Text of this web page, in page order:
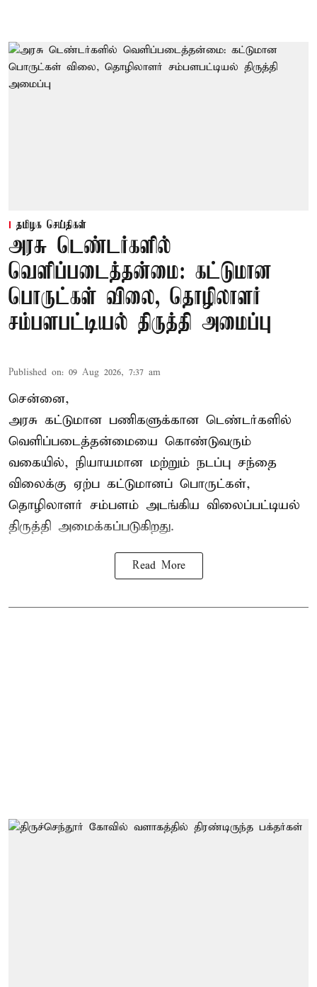
தமிழக செய்திகள்
அரசு டெண்டர்களில்
வெளிப்படைத்தன்மை: கட்டுமான
பொருட்கள் விலை, தொழிலாளர்
சம்பளபட்டியல் திருத்தி அமைப்பு
Published on: 09 Aug 2026, 7:37 am
சென்னை,
அரசு கட்டுமான பணிகளுக்கான டெண்டர்களில்
வெளிப்படைத்தன்மையை கொண்டுவரும்
வகையில், நியாயமான மற்றும் நடப்பு சந்தை
விலைக்கு ஏற்ப கட்டுமானப் பொருட்கள்,
தொழிலாளர் சம்பளம் அடங்கிய விலைப்பட்டியல்
திருத்தி அமைக்கப்படுகிறது.
Read More